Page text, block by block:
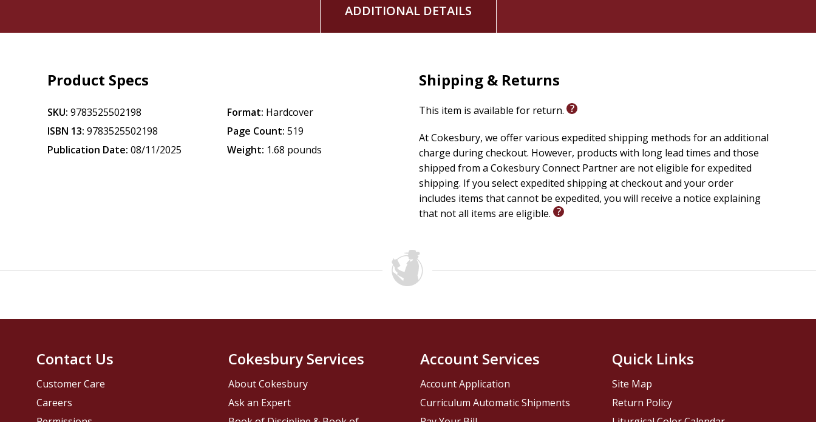
ADDITIONAL DETAILS
Product Specs
SKU: 9783525502198
ISBN 13: 9783525502198
Publication Date: 08/11/2025
Format: Hardcover
Page Count: 519
Weight: 1.68 pounds
Shipping & Returns
This item is available for return.
At Cokesbury, we offer various expedited shipping methods for an additional
charge during checkout. However, products with long lead times and those
shipped from a Cokesbury Connect Partner are not eligible for expedited
shipping. If you select expedited shipping at checkout and your order
includes items that cannot be expedited, you will receive a notice explaining
that not all items are eligible.
Contact Us
Customer Care
Careers
Cokesbury Services
About Cokesbury
Ask an Expert
Account Services
Account Application
Curriculum Automatic Shipments
Quick Links
Site Map
Return Policy